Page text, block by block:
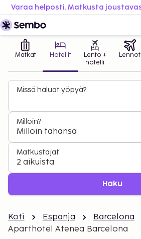
Matkat Hotellit
Lento +
hotelli
Lennot
Missä haluat yöpyä?
Milloin?
Milloin tahansa
Matkustajat
2 aikuista
Haku
Koti Espanja
Barcelona
Aparthotel Atenea Barcelona